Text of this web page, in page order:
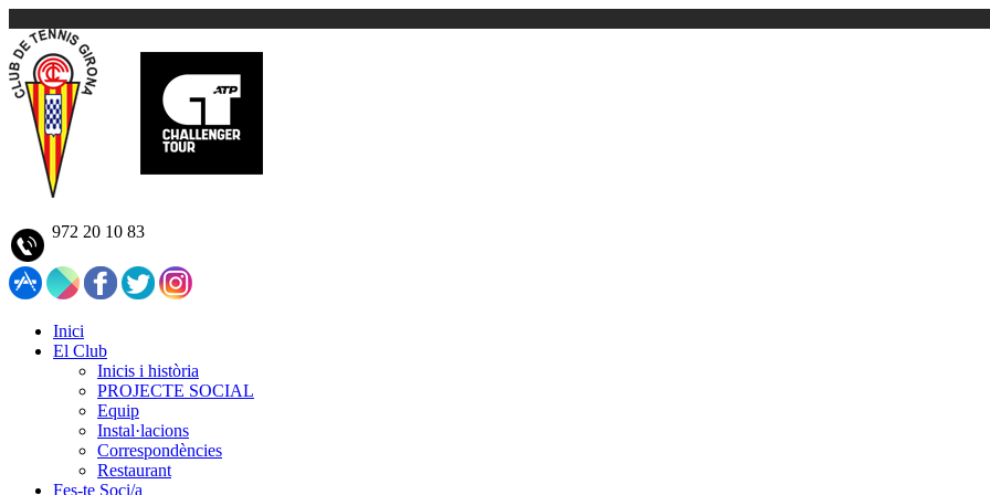
972 20 10 83
Inici
El Club
Inicis i història
PROJECTE SOCIAL
Equip
Instal·lacions
Correspondències
Restaurant
Fes-te Soci/a